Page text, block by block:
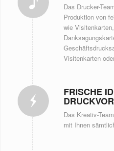
Das Drucker-
Produktion von
wie
Visitenkarten
FRISCHE
Das Kreativ-
mit Ihnen